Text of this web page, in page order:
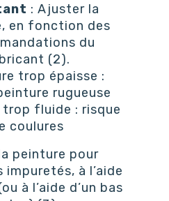
: Ajuster la
en fonction des
du
(2).
trop épaisse :
rugueuse
trop fluide : risque
coulures
peinture pour
impuretés, à l’aide
à l’aide d’un bas